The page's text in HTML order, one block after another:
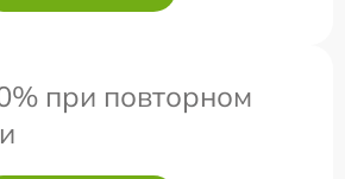
при повторном